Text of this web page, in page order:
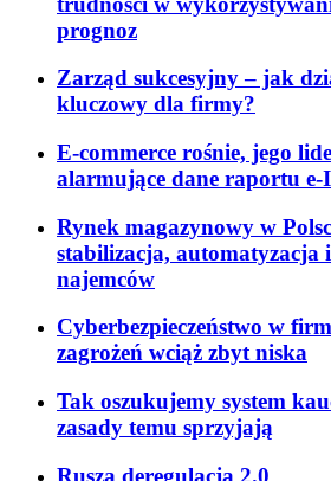
prognoz
Zarząd sukcesyjny – jak
kluczowy dla firmy?
E-commerce rośnie, jego
alarmujące dane raportu e-
Rynek magazynowy w
stabilizacja, automatyzacja
najemców
Cyberbezpieczeństwo w
zagrożeń wciąż zbyt niska
Tak oszukujemy system
zasady temu sprzyjają
Rusza deregulacja 2.0